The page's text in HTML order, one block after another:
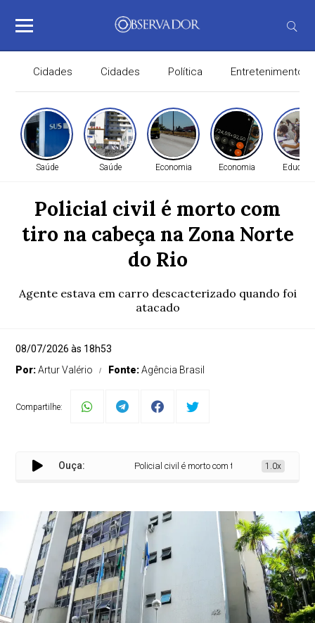
Cidades Cidades Política Entretenimento
Saúde Saúde Economia Economia
Policial civil é morto com
tiro na cabeça na Zona Norte
do Rio
Agente estava em carro descacterizado quando foi
atacado
08/07/2026 às 18h53
Por:Artur Valério Fonte:Agência Brasil
Compartilhe:
Ouça: Policial civil é morto com tiro na cabeça na Zona
1.0x